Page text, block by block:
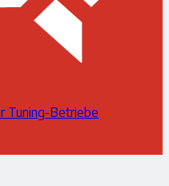
Tuning-Betriebe